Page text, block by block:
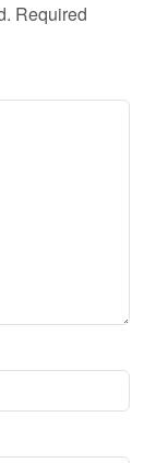
Required